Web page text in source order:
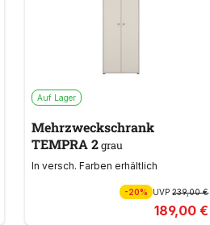
Auf Lager
Mehrzweckschrank
TEMPRA 2grau
In versch. Farben erhältlich
-20% UVP239,00 €
189,00 €